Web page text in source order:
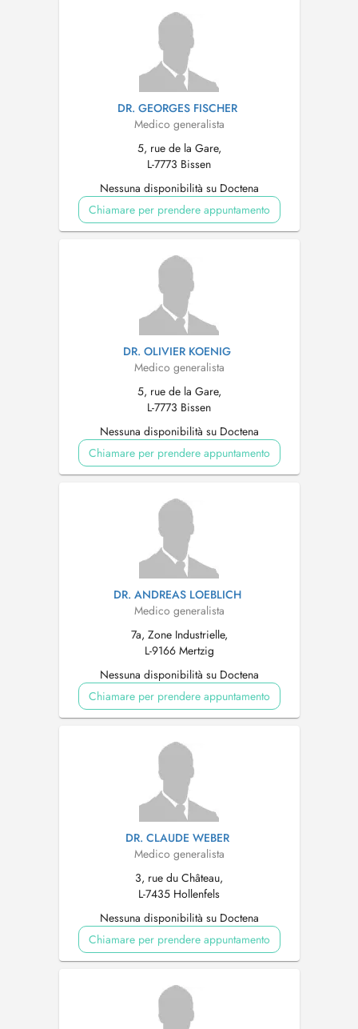
DR. GEORGES FISCHER
Medico generalista
5, rue de la Gare,
L-7773 Bissen
Nessuna disponibilità su Doctena
Chiamare per prendere appuntamento
DR. OLIVIER KOENIG
Medico generalista
5, rue de la Gare,
L-7773 Bissen
Nessuna disponibilità su Doctena
Chiamare per prendere appuntamento
DR. ANDREAS LOEBLICH
Medico generalista
7a, Zone Industrielle,
L-9166 Mertzig
Nessuna disponibilità su Doctena
Chiamare per prendere appuntamento
DR. CLAUDE WEBER
Medico generalista
3, rue du Château,
L-7435 Hollenfels
Nessuna disponibilità su Doctena
Chiamare per prendere appuntamento